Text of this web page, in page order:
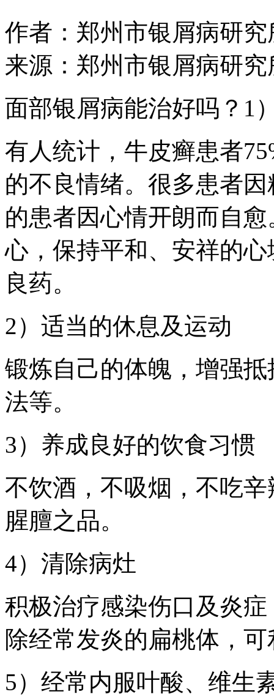
作者：郑州市银屑病研究
来源：郑州市银屑病研究
面部银屑病能治好吗？1
有人统计，牛皮癣患者
的不良情绪。很多患者
的患者因心情开朗而自
心，保持平和、安祥的
良药。
2）适当的休息及运动
锻炼自己的体魄，增强
法等。
3）养成良好的饮食习惯
不饮酒，不吸烟，不吃
腥膻之品。
4）清除病灶
积极治疗感染伤口及炎
除经常发炎的扁桃体，
5）经常内服叶酸、维生